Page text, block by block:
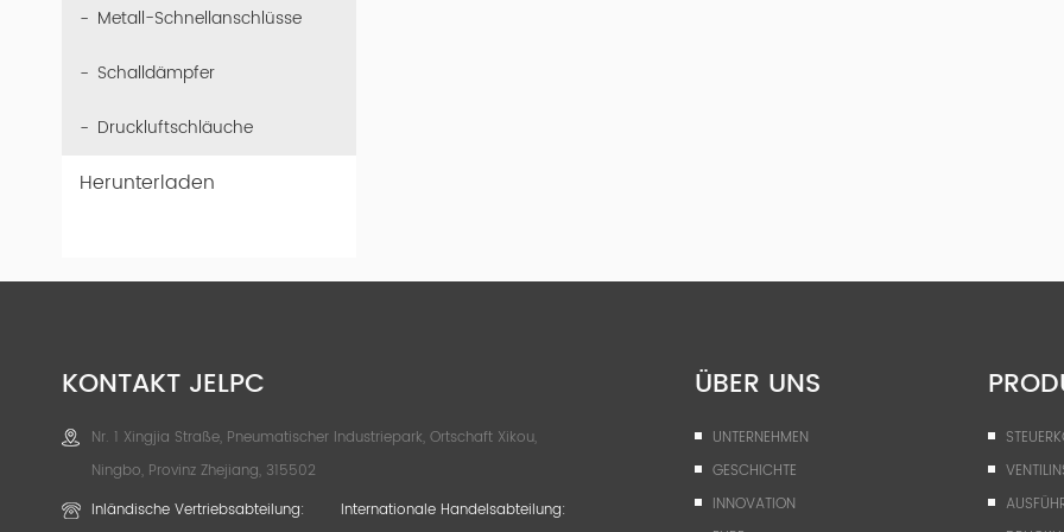
Metall-Schnellanschlüsse
Schalldämpfer
Druckluftschläuche
Herunterladen
KONTAKT JELPC
Nr. 1 Xingjia Straße, Pneumatischer Industriepark, Ortschaft Xikou,
Ningbo, Provinz Zhejiang, 315502
Inländische Vertriebsabteilung:
Internationale Handelsabteilung:
ÜBER UNS
UNTERNEHMEN
GESCHICHTE
INNOVATION